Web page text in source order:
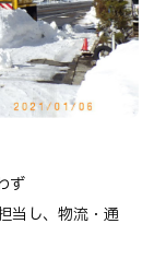
ず
当し、物流・通